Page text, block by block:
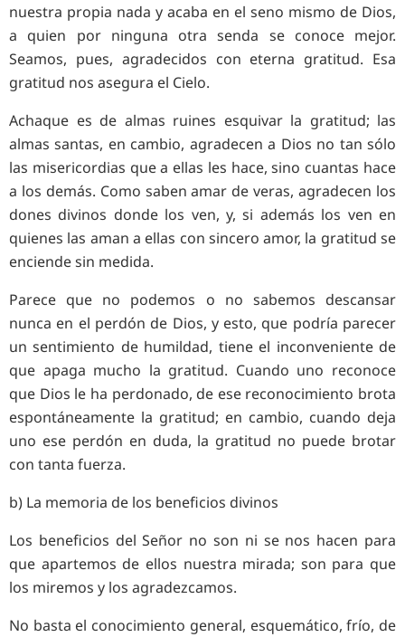
nuestra propia nada y acaba en el seno mismo de Dios,
a quien por ninguna otra senda se conoce mejor.
Seamos, pues, agradecidos con eterna gratitud. Esa
gratitud nos asegura el Cielo.
Achaque es de almas ruines esquivar la gratitud; las
almas santas, en cambio, agradecen a Dios no tan sólo
las misericordias que a ellas les hace, sino cuantas hace
a los demás. Como saben amar de veras, agradecen los
dones divinos donde los ven, y, si además los ven en
quienes las aman a ellas con sincero amor, la gratitud se
enciende sin medida.
Parece que no podemos o no sabemos descansar
nunca en el perdón de Dios, y esto, que podría parecer
un sentimiento de humildad, tiene el inconveniente de
que apaga mucho la gratitud. Cuando uno reconoce
que Dios le ha perdonado, de ese reconocimiento brota
espontáneamente la gratitud; en cambio, cuando deja
uno ese perdón en duda, la gratitud no puede brotar
con tanta fuerza.
b) La memoria de los beneficios divinos
Los beneficios del Señor no son ni se nos hacen para
que apartemos de ellos nuestra mirada; son para que
los miremos y los agradezcamos.
No basta el conocimiento general, esquemático, frío, de